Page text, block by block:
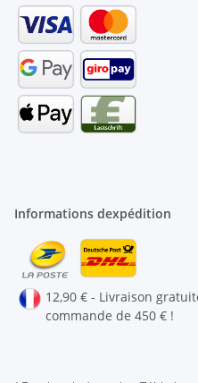
Informations dexpédition
12,90 € - Livraison
commande de 450 € !